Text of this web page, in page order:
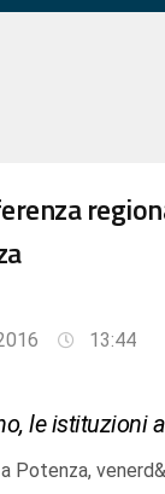
13:44
le istituzioni
Potenza,